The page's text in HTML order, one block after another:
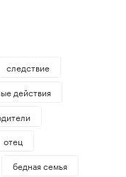
следствие
действия
отец
бедная семья